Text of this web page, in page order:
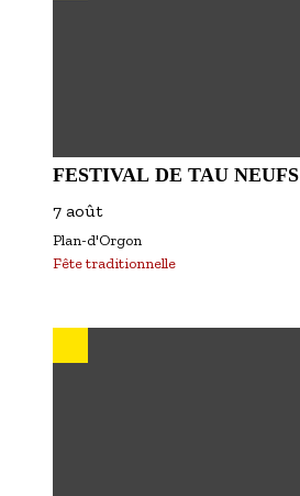
FESTIVAL DE TAU NEUFS
7 août
Plan-d'Orgon
Fête traditionnelle